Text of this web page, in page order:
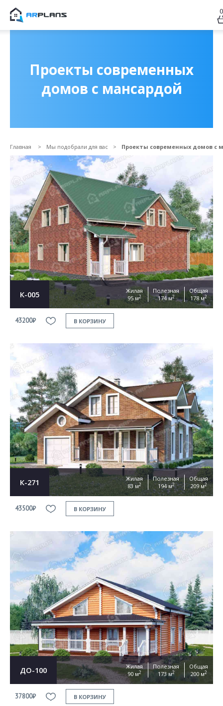
0
Проекты современных
домов с мансардой
Главная Мы подобрали для вас Проекты современных домов с
К-005
Жилая
95 м2
Полезная
174 м2
Общая
178 м2
43200₽ В КОРЗИНУ
К-271
Жилая
83 м2
Полезная
194 м2
Общая
209 м2
43500₽ В КОРЗИНУ
ДО-100
Жилая
90 м2
Полезная
173 м2
Общая
200 м2
37800₽ В КОРЗИНУ
Прикрепить файл
Согласен на обработку персональных данных
This site is protected by reCAPTCHA and the GooglePrivacy PolicyandTerms of Service
ОТПРАВИТЬ